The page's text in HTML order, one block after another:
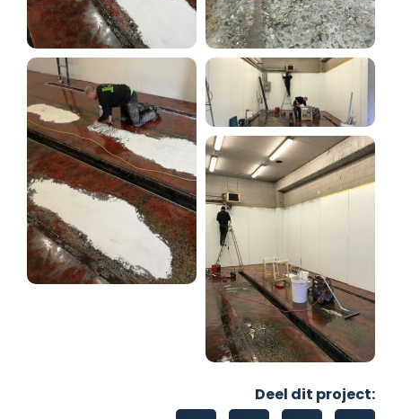
Deel dit project: